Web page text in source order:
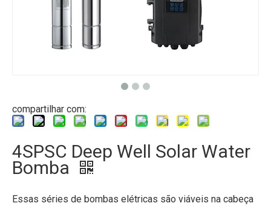
compartilhar com:
4SPSC Deep Well Solar Water
Bomba
Essas séries de bombas elétricas são viáveis ​​na cabeça